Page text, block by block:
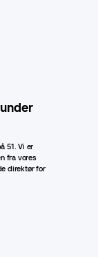
51. Vi er
fra vores
direktør for